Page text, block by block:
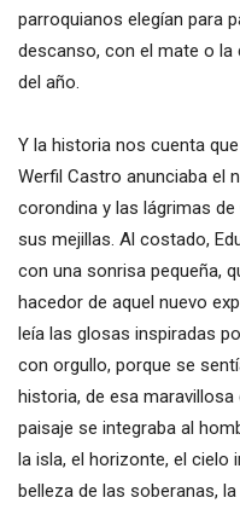
parroquianos elegían para
descanso, con el mate o
del año.
Y la historia nos cuenta
Werfil Castro anunciaba el
corondina y las lágrimas
sus mejillas. Al costado,
con una sonrisa pequeña,
hacedor de aquel nuevo
leía las glosas inspiradas
con orgullo, porque se
historia, de esa
paisaje se integraba al
la isla, el horizonte, el cielo
belleza de las soberanas,